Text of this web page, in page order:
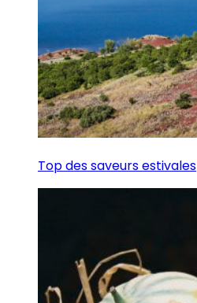
Top des saveurs estivales